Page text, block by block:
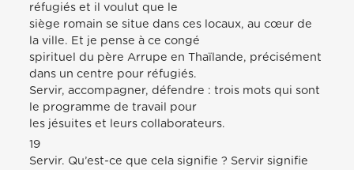
réfugiés et il voulut que le
siège romain se situe dans ces locaux, au cœur de
la ville. Et je pense à ce congé
spirituel du père Arrupe en Thaïlande, précisément
dans un centre pour réfugiés.
Servir, accompagner, défendre : trois mots qui sont
le programme de travail pour
les jésuites et leurs collaborateurs.
19
Servir. Qu’est-ce que cela signifie ? Servir signifie